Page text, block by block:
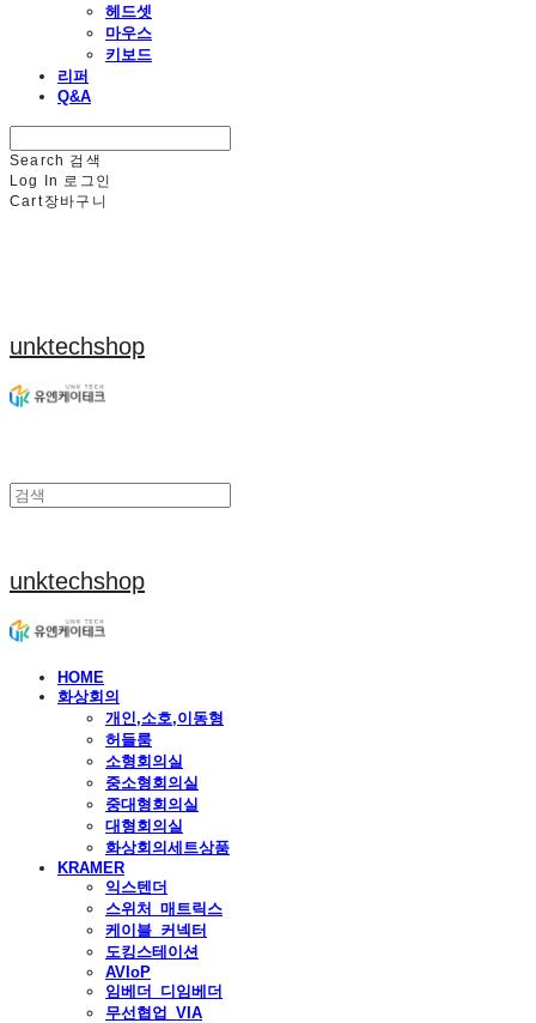
헤드셋
마우스
키보드
리퍼
Q&A
Search 검색
Log In 로그인
Cart장바구니
unktechshop
unktechshop
HOME
화상회의
개인,소호,이동형
허들룸
소형회의실
중소형회의실
중대형회의실
대형회의실
화상회의세트상품
KRAMER
익스텐더
스위처_매트릭스
케이블_커넥터
도킹스테이션
AVIoP
임베더_디임베더
무선협업_VIA